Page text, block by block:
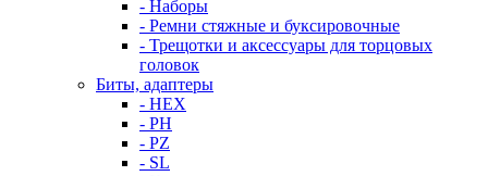
- Наборы
- Ремни стяжные и буксировочные
- Трещотки и аксессуары для торцовых
головок
Биты, адаптеры
- HEX
- PH
- PZ
- SL